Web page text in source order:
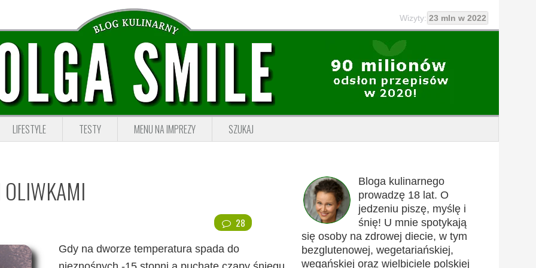
Wizyty: 23 mln w 2022
LIFESTYLE TESTY MENU NA IMPREZY SZUKAJ
28
Gdy na dworze temperatura spada do
Bloga kulinarnego
prowadzę 18 lat. O
jedzeniu piszę, myślę i
śnię! U mnie spotykają
się osoby na zdrowej diecie, w tym
bezglutenowej, wegetariańskiej,
wegańskiej oraz wielbiciele polskiej